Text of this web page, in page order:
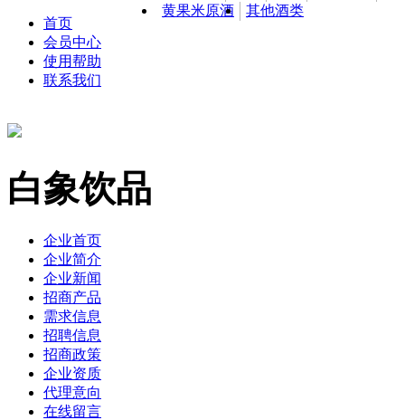
首页
会员中心
使用帮助
联系我们
白象饮品
企业首页
企业简介
企业新闻
招商产品
需求信息
招聘信息
招商政策
企业资质
代理意向
在线留言
黄果米原酒 其他酒类